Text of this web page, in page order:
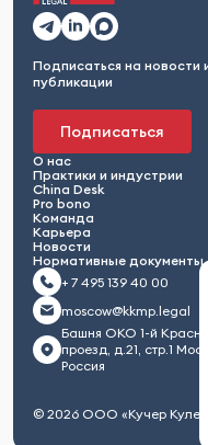
Подписаться на новости
публикации
Подписаться
О нас
Практики и индустрии
China Desk
Pro bono
Команда
Карьера
Новости
Нормативные документы
+ 7 495 139 40 00
moscow@kkmp.legal
Башня ОКО 1-й
проезд, д.21, стр.1
Россия
© 2026 ООО «Кучер